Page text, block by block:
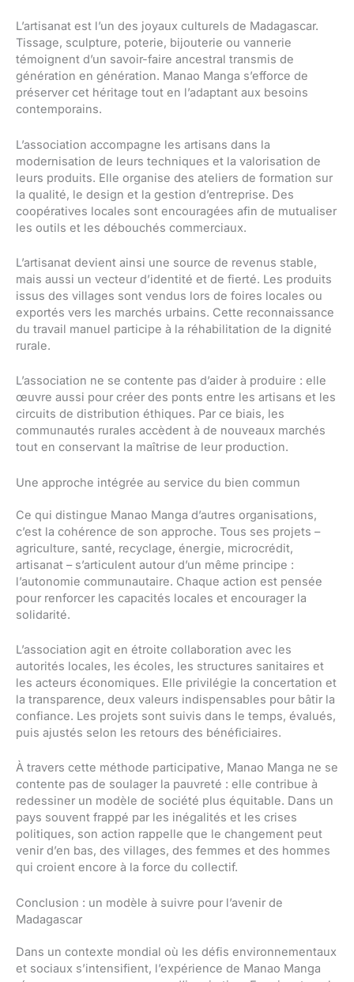
L’artisanat est l’un des joyaux culturels de Madagascar.
Tissage, sculpture, poterie, bijouterie ou vannerie
témoignent d’un savoir-faire ancestral transmis de
génération en génération. Manao Manga s’efforce de
préserver cet héritage tout en l’adaptant aux besoins
contemporains.
L’association accompagne les artisans dans la
modernisation de leurs techniques et la valorisation de
leurs produits. Elle organise des ateliers de formation sur
la qualité, le design et la gestion d’entreprise. Des
coopératives locales sont encouragées afin de mutualiser
les outils et les débouchés commerciaux.
L’artisanat devient ainsi une source de revenus stable,
mais aussi un vecteur d’identité et de fierté. Les produits
issus des villages sont vendus lors de foires locales ou
exportés vers les marchés urbains. Cette reconnaissance
du travail manuel participe à la réhabilitation de la dignité
rurale.
L’association ne se contente pas d’aider à produire : elle
œuvre aussi pour créer des ponts entre les artisans et les
circuits de distribution éthiques. Par ce biais, les
communautés rurales accèdent à de nouveaux marchés
tout en conservant la maîtrise de leur production.
Une approche intégrée au service du bien commun
Ce qui distingue Manao Manga d’autres organisations,
c’est la cohérence de son approche. Tous ses projets –
agriculture, santé, recyclage, énergie, microcrédit,
artisanat – s’articulent autour d’un même principe :
l’autonomie communautaire. Chaque action est pensée
pour renforcer les capacités locales et encourager la
solidarité.
L’association agit en étroite collaboration avec les
autorités locales, les écoles, les structures sanitaires et
les acteurs économiques. Elle privilégie la concertation et
la transparence, deux valeurs indispensables pour bâtir la
confiance. Les projets sont suivis dans le temps, évalués,
puis ajustés selon les retours des bénéficiaires.
À travers cette méthode participative, Manao Manga ne se
contente pas de soulager la pauvreté : elle contribue à
redessiner un modèle de société plus équitable. Dans un
pays souvent frappé par les inégalités et les crises
politiques, son action rappelle que le changement peut
venir d’en bas, des villages, des femmes et des hommes
qui croient encore à la force du collectif.
Conclusion : un modèle à suivre pour l’avenir de
Madagascar
Dans un contexte mondial où les défis environnementaux
et sociaux s’intensifient, l’expérience de Manao Manga